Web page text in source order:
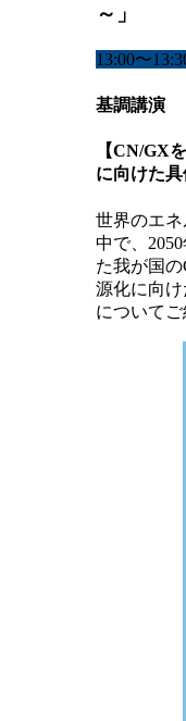
～」
13:00〜
基調講演
【CN/GX
に向けた具
世界のエ
中で、
た我が国
源化に向
についてご